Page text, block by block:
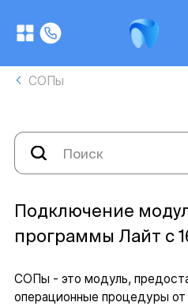
СОПы
Подключение
программы Лайт с
СОПы - это модуль,
операционные процедуры